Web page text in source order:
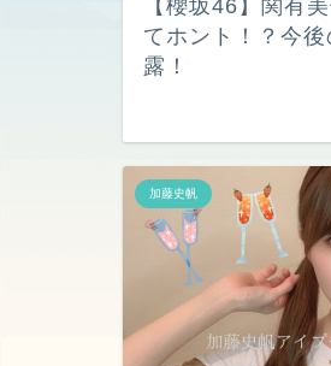
【櫻坂46】関有
てホント！？今
露！
加藤史帆